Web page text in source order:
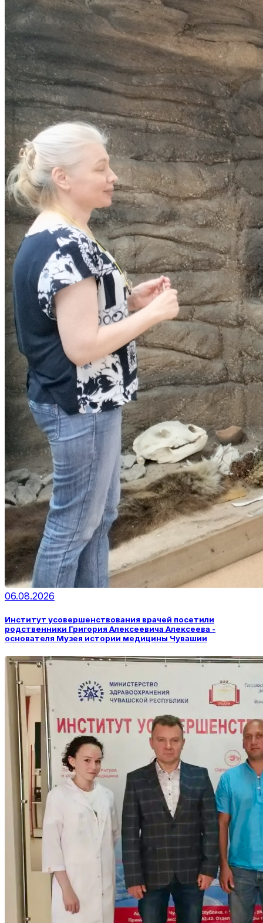
06.08.2026
Институт усовершенствования врачей посетили
родственники Григория Алексеевича Алексеева -
основателя Музея истории медицины Чувашии